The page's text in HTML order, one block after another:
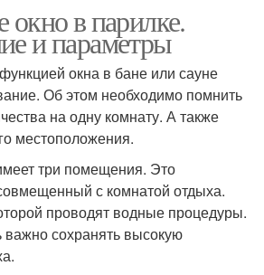
окно в парилке.
и параметры
окна в бане или сауне
Об этом необходимо помнить
на одну комнату. А также
местоположения.
три помещения. Это
с комнатой отдыха.
проводят водные процедуры.
важно сохранять высокую